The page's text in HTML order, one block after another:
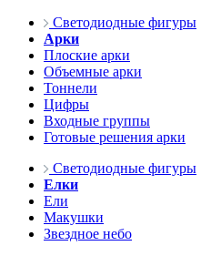
Светодиодные фигуры
Арки
Плоские арки
Объемные арки
Тоннели
Цифры
Входные группы
Готовые решения арки
Светодиодные фигуры
Елки
Ели
Макушки
Звездное небо